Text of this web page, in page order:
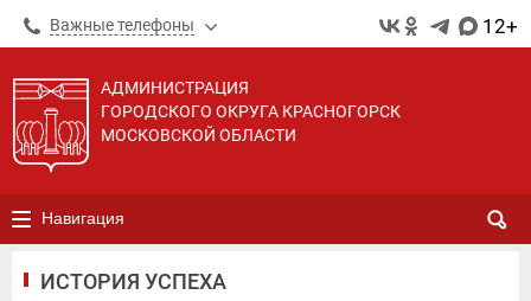
Важные телефоны 12+
АДМИНИСТРАЦИЯ
ГОРОДСКОГО ОКРУГА КРАСНОГОРСК
МОСКОВСКОЙ ОБЛАСТИ
Навигация
ИСТОРИЯ УСПЕХА